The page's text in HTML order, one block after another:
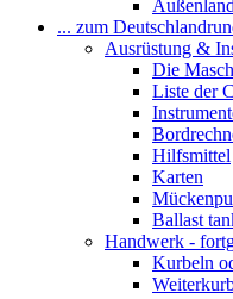
... zum
Ausrüstung &
Die
Liste der
Hilfsmittel
Karten
Ballast
Handwerk -
Kurbeln